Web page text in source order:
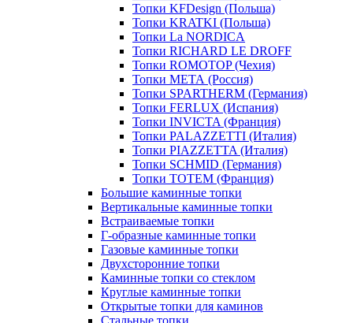
Топки KFDesign (Польша)
Топки KRATKI (Польша)
Топки La NORDICA
Топки RICHARD LE DROFF
Топки ROMOTOP (Чехия)
Топки МЕТА (Россия)
Топки SPARTHERM (Германия)
Топки FERLUX (Испания)
Топки INVICTA (Франция)
Топки PALAZZETTI (Италия)
Топки PIAZZETTA (Италия)
Топки SCHMID (Германия)
Топки TOTEM (Франция)
Большие каминные топки
Вертикальные каминные топки
Встраиваемые топки
Г-образные каминные топки
Газовые каминные топки
Двухсторонние топки
Каминные топки со стеклом
Круглые каминные топки
Открытые топки для каминов
Стальные топки